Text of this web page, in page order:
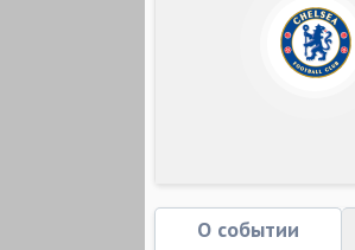
О событии